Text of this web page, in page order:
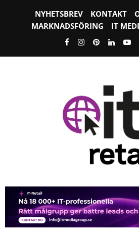
NYHETSBREV KONTAKT
MARKNADSFÖRING
IT